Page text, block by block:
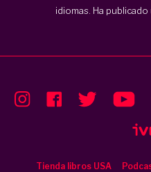
idiomas. Ha publicado
Tienda libros USA